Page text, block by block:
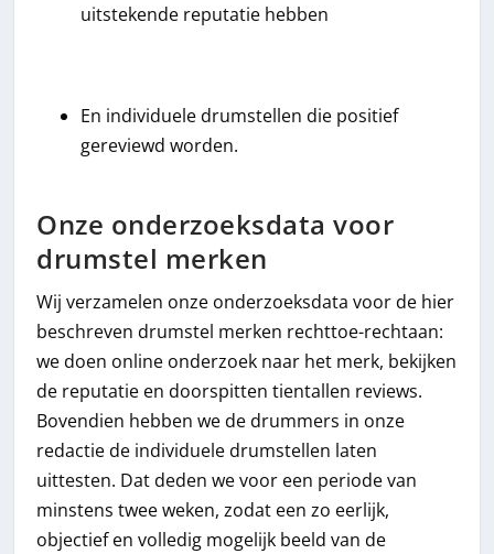
uitstekende reputatie hebben
En individuele drumstellen die positief
gereviewd worden.
Onze onderzoeksdata voor
drumstel merken
Wij verzamelen onze onderzoeksdata voor de hier
beschreven drumstel merken rechttoe-rechtaan:
we doen online onderzoek naar het merk, bekijken
de reputatie en doorspitten tientallen reviews.
Bovendien hebben we de drummers in onze
redactie de individuele drumstellen laten
uittesten. Dat deden we voor een periode van
minstens twee weken, zodat een zo eerlijk,
objectief en volledig mogelijk beeld van de